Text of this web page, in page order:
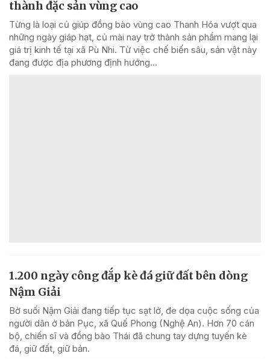
thành đặc sản vùng cao
Từng là loại củ giúp đồng bào vùng cao Thanh Hóa vượt qua
những ngày giáp hạt, củ mài nay trở thành sản phẩm mang lại
giá trị kinh tế tại xã Pù Nhi. Từ việc chế biến sâu, sản vật này
đang được địa phương định hướng...
1.200 ngày công đắp kè đá giữ đất bên dòng
Nậm Giải
Bờ suối Nậm Giải đang tiếp tục sạt lở, đe dọa cuộc sống của
người dân ở bản Pục, xã Quế Phong (Nghệ An). Hơn 70 cán
bộ, chiến sĩ và đồng bào Thái đã chung tay dựng tuyến kè
đá, giữ đất, giữ bản.